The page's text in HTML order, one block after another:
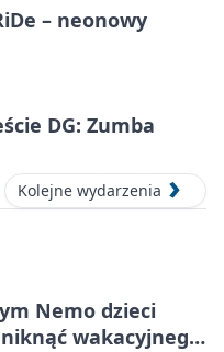
– neonowy
DG: Zumba
Kolejne wydarzenia
Nemo dzieci
wakacyjnego